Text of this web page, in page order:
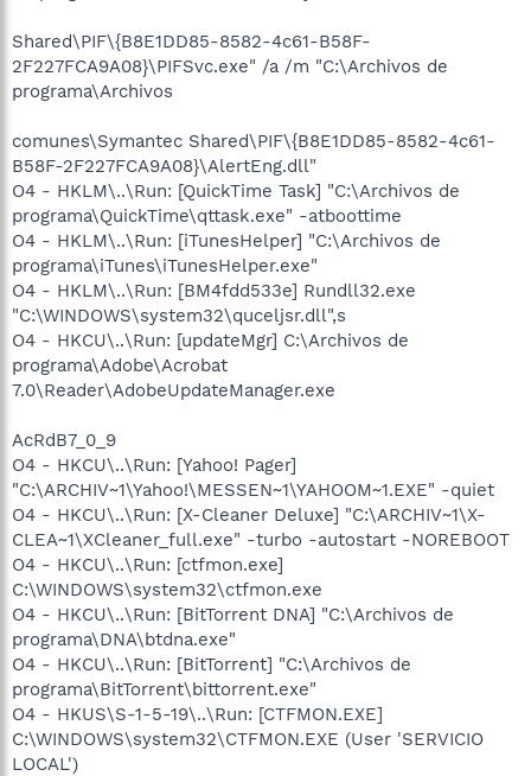
Shared\PIF\{B8E1DD85-8582-4c61-B58F-
2F227FCA9A08}\PIFSvc.exe" /a /m "C:\Archivos de
programa\Archivos
comunes\Symantec Shared\PIF\{B8E1DD85-8582-4c61-
B58F-2F227FCA9A08}\AlertEng.dll"
O4 - HKLM\..\Run: [QuickTime Task] "C:\Archivos de
programa\QuickTime\qttask.exe" -atboottime
O4 - HKLM\..\Run: [iTunesHelper] "C:\Archivos de
programa\iTunes\iTunesHelper.exe"
O4 - HKLM\..\Run: [BM4fdd533e] Rundll32.exe
"C:\WINDOWS\system32\quceljsr.dll",s
O4 - HKCU\..\Run: [updateMgr] C:\Archivos de
programa\Adobe\Acrobat
7.0\Reader\AdobeUpdateManager.exe
AcRdB7_0_9
O4 - HKCU\..\Run: [Yahoo! Pager]
"C:\ARCHIV~1\Yahoo!\MESSEN~1\YAHOOM~1.EXE" -quiet
O4 - HKCU\..\Run: [X-Cleaner Deluxe] "C:\ARCHIV~1\X-
CLEA~1\XCleaner_full.exe" -turbo -autostart -NOREBOOT
O4 - HKCU\..\Run: [ctfmon.exe]
C:\WINDOWS\system32\ctfmon.exe
O4 - HKCU\..\Run: [BitTorrent DNA] "C:\Archivos de
programa\DNA\btdna.exe"
O4 - HKCU\..\Run: [BitTorrent] "C:\Archivos de
programa\BitTorrent\bittorrent.exe"
O4 - HKUS\S-1-5-19\..\Run: [CTFMON.EXE]
C:\WINDOWS\system32\CTFMON.EXE (User 'SERVICIO
LOCAL')